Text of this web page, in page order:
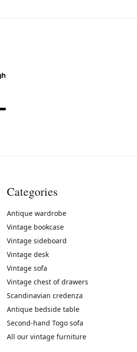
Categories
Antique wardrobe
Vintage bookcase
Vintage sideboard
Vintage desk
Vintage sofa
Vintage chest of drawers
Scandinavian credenza
Antique bedside table
Second-hand Togo sofa
All our vintage furniture